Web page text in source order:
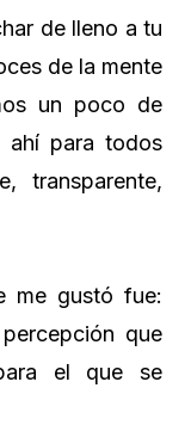
de lleno a tu
de la mente
un poco de
ahí para todos
transparente,
me gustó fue:
que
el que se